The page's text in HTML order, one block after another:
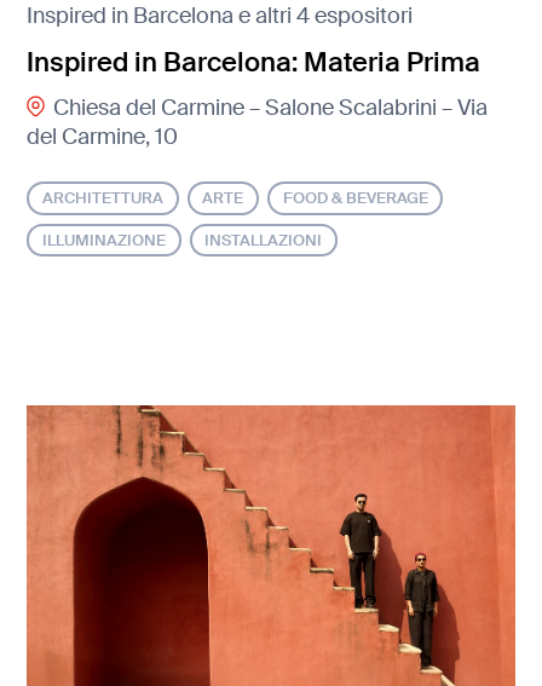
Inspired in Barcelona e altri 4 espositori
Inspired in Barcelona: Materia Prima
Chiesa del Carmine – Salone Scalabrini – Via
del Carmine, 10
ARCHITETTURA ARTE FOOD & BEVERAGE
ILLUMINAZIONE INSTALLAZIONI